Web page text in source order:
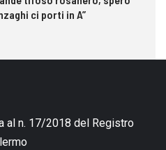
ci porti in A”
al n. 17/2018 del Registro